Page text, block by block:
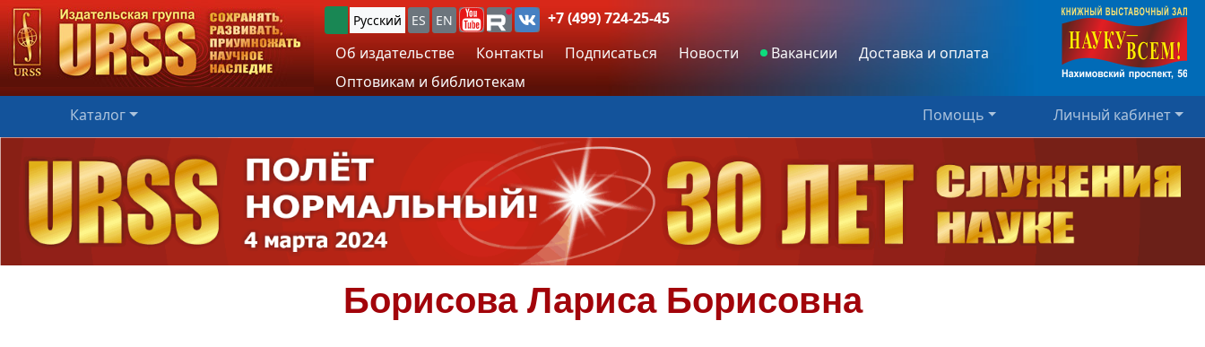
Русский ES EN
+7 (499) 724-25-45
Об издательстве
Контакты Подписаться Новости Вакансии
Доставка и оплата
Оптовикам и библиотекам
Каталог
Помощь Личный кабинет
Борисова Лариса Борисовна